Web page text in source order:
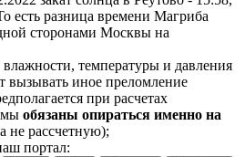
есть разница времени Магриба
сторонами Москвы на
температуры и давления
вызывать иное преломление
при расчетах
мы обязаны опираться именно на
не рассчетную);
портал: